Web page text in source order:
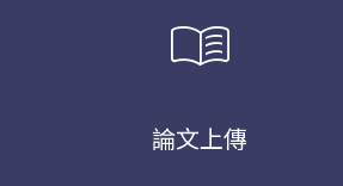
menu_book
論文上傳